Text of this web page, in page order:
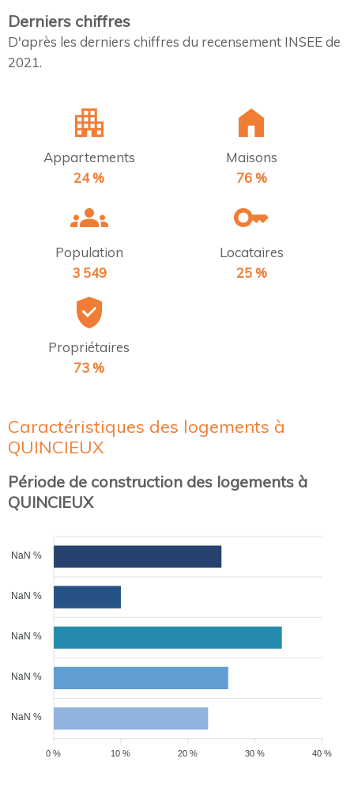
Derniers chiffres
D'après les derniers chiffres du recensement INSEE de
2021.
Appartements
24 %
Maisons
76 %
Population
3 549
Locataires
25 %
Propriétaires
73 %
Caractéristiques des logements à
QUINCIEUX
Période de construction des logements à
QUINCIEUX
NaN %
NaN %
NaN %
NaN %
NaN %
40 %
30 %
20 %
10 %
0 %